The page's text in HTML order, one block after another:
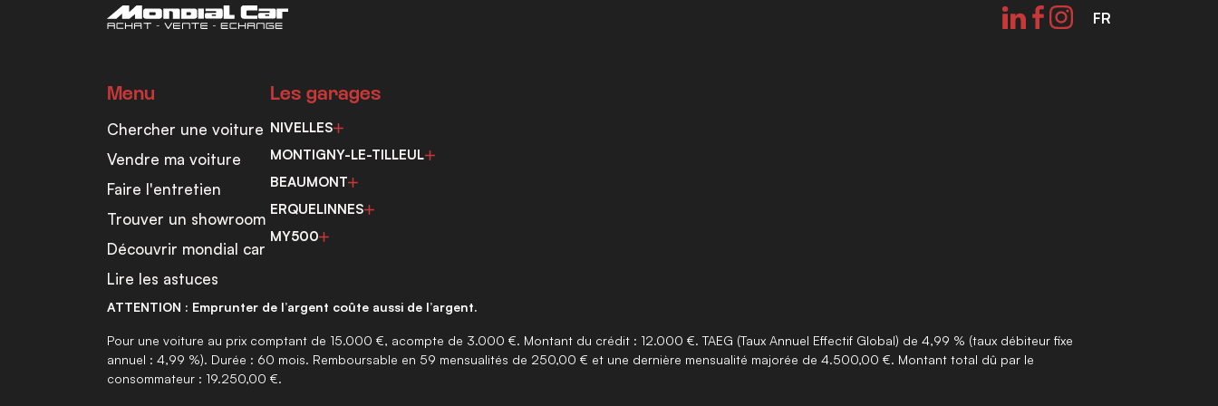
FR
Menu
Chercher une voiture
Vendre ma voiture
Faire l'entretien
Trouver un showroom
Découvrir mondial car
Lire les astuces
Les garages
NIVELLES
MONTIGNY-LE-TILLEUL
BEAUMONT
ERQUELINNES
MY500
ATTENTION : Emprunter de l’argent coûte aussi de l’argent.
Pour une voiture au prix comptant de 15.000 €, acompte de 3.000 €. Montant du crédit : 12.000 €. TAEG (Taux Annuel Effectif Global) de 4,99 % (taux débiteur fixe
annuel : 4,99 %). Durée : 60 mois. Remboursable en 59 mensualités de 250,00 € et une dernière mensualité majorée de 4.500,00 €. Montant total dû par le
consommateur : 19.250,00 €.